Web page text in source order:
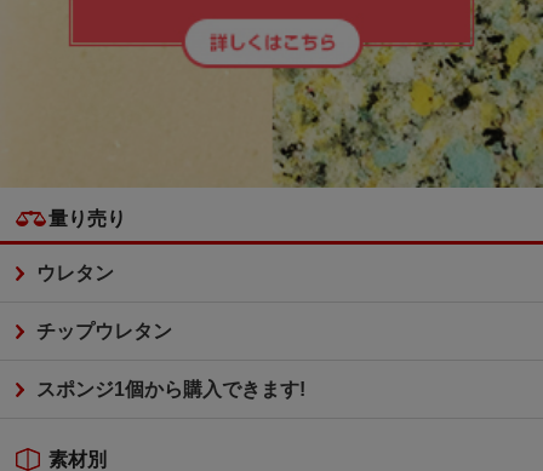
量り売り
ウレタン
チップウレタン
スポンジ1個から購入できます!
素材別